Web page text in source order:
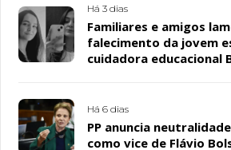
Há 3 dias
Familiares e amigos
falecimento da jovem
cuidadora educacional
Há 6 dias
PP anuncia
como vice de Flávio